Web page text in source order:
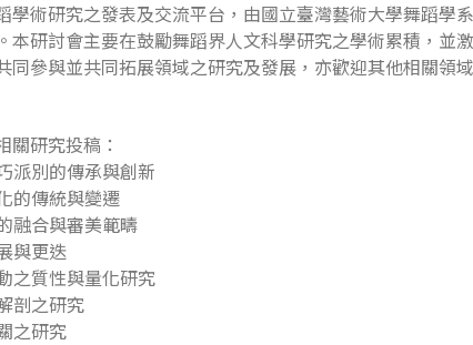
學術研究之發表及交流平台，由國立臺灣藝術大學舞蹈學
本研討會主要在鼓勵舞蹈界人文科學研究之學術累積，並
同參與並共同拓展領域之研究及發展，亦歡迎其他相關領
關研究投稿：
派別的傳承與創新
的傳統與變遷
融合與審美範疇
與更迭
之質性與量化研究
剖之研究
之研究